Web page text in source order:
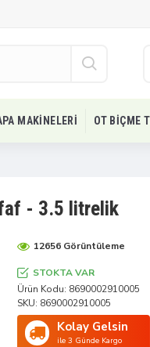
MAKINELERI OT BIÇME
- 3.5 litrelik
STOKTA VAR
Ürün Kodu: 8690002910005
SKU: 8690002910005
Kolay Gelsin
ile 3 Günde Kargo
12656 Görüntüleme